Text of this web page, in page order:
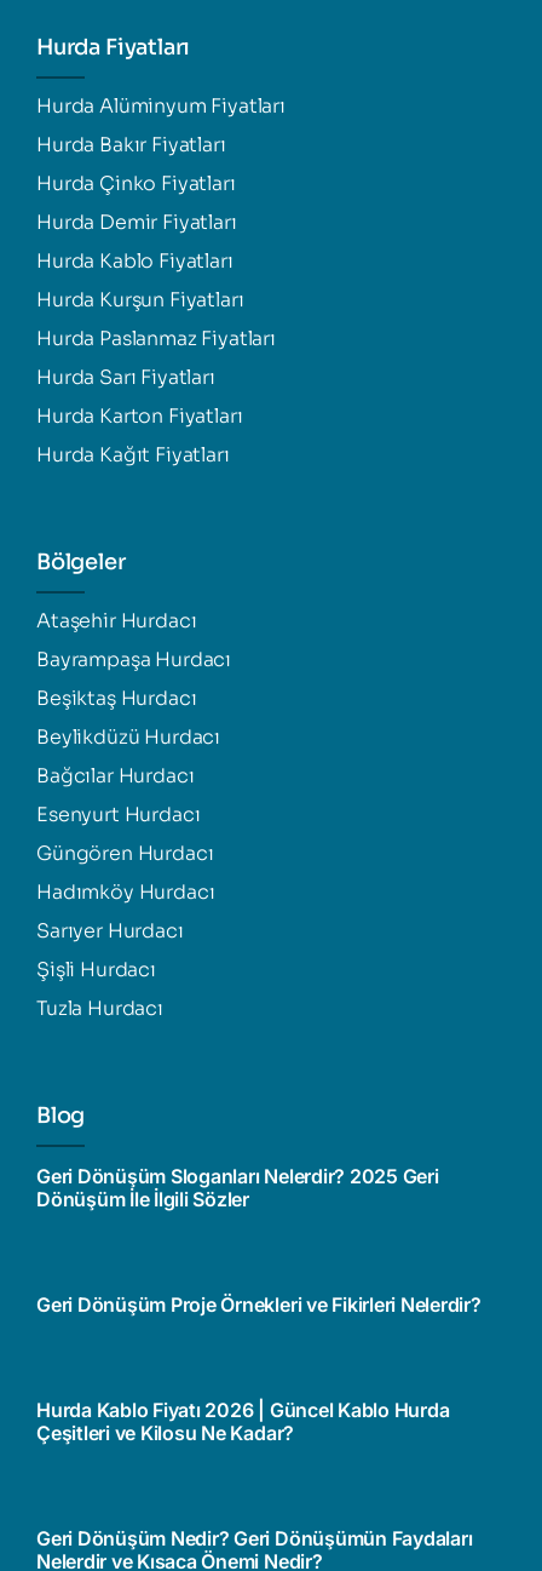
Hurda Fiyatları
Hurda Alüminyum Fiyatları
Hurda Bakır Fiyatları
Hurda Çinko Fiyatları
Hurda Demir Fiyatları
Hurda Kablo Fiyatları
Hurda Kurşun Fiyatları
Hurda Paslanmaz Fiyatları
Hurda Sarı Fiyatları
Hurda Karton Fiyatları
Hurda Kağıt Fiyatları
Bölgeler
Ataşehir Hurdacı
Bayrampaşa Hurdacı
Beşiktaş Hurdacı
Beylikdüzü Hurdacı
Bağcılar Hurdacı
Esenyurt Hurdacı
Güngören Hurdacı
Hadımköy Hurdacı
Sarıyer Hurdacı
Şişli Hurdacı
Tuzla Hurdacı
Blog
Geri Dönüşüm Sloganları Nelerdir? 2025 Geri
Dönüşüm İle İlgili Sözler
Geri Dönüşüm Proje Örnekleri ve Fikirleri Nelerdir?
Hurda Kablo Fiyatı 2026 | Güncel Kablo Hurda
Çeşitleri ve Kilosu Ne Kadar?
Geri Dönüşüm Nedir? Geri Dönüşümün Faydaları
Nelerdir ve Kısaca Önemi Nedir?